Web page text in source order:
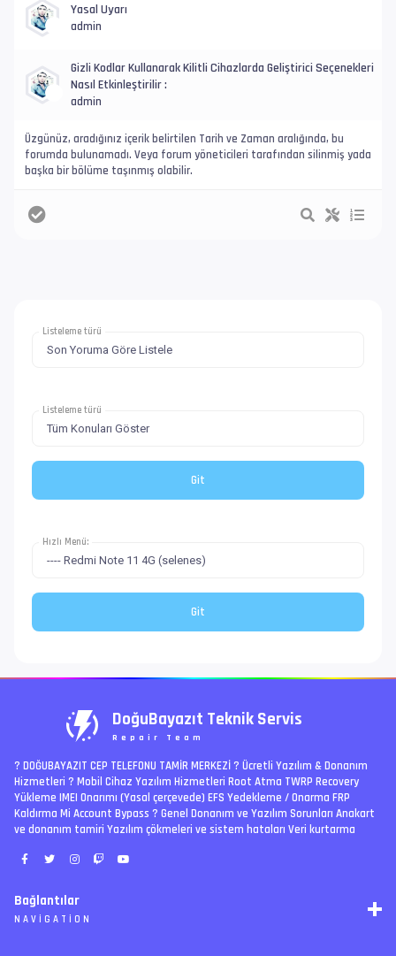
Yasal Uyarı
admin
Gizli Kodlar Kullanarak Kilitli Cihazlarda Geliştirici Seçenekleri
Nasıl Etkinleştirilir :
admin
Üzgünüz, aradığınız içerik belirtilen Tarih ve Zaman aralığında, bu
forumda bulunamadı. Veya forum yöneticileri tarafından silinmiş yada
başka bir bölüme taşınmış olabilir.
Listeleme türü
Listeleme türü
Hızlı Menü:
DoğuBayazıt Teknik Servis
Repair Team
? DOĞUBAYAZIT CEP TELEFONU TAMİR MERKEZİ ?️ Ücretli Yazılım & Donanım
Hizmetleri ? Mobil Cihaz Yazılım Hizmetleri Root Atma TWRP Recovery
Yükleme IMEI Onarımı (Yasal çerçevede) EFS Yedekleme / Onarma FRP
Kaldırma Mi Account Bypass ? Genel Donanım ve Yazılım Sorunları Anakart
ve donanım tamiri Yazılım çökmeleri ve sistem hataları Veri kurtarma
Bağlantılar
NAVIGATION